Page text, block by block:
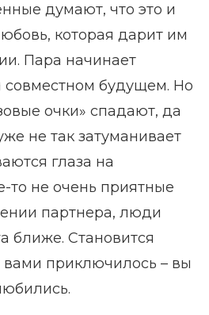
думают, что это и
которая дарит им
Пара начинает
совместном будущем. Но
очки» спадают, да
не так затуманивает
глаза на
то не очень приятные
партнера, люди
ближе. Становится
вами приключилось – вы